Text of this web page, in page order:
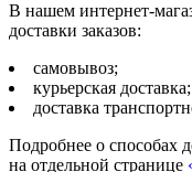
В нашем интернет-
доставки заказов:
самовывоз;
курьерская доставка;
доставка
Подробнее о способах
на отдельной странице